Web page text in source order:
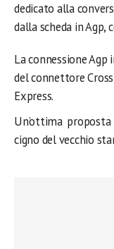
dedicato alla
dalla scheda in Agp,
La connessione
del connettore
Express.
Un’ottima
cigno del vecchio